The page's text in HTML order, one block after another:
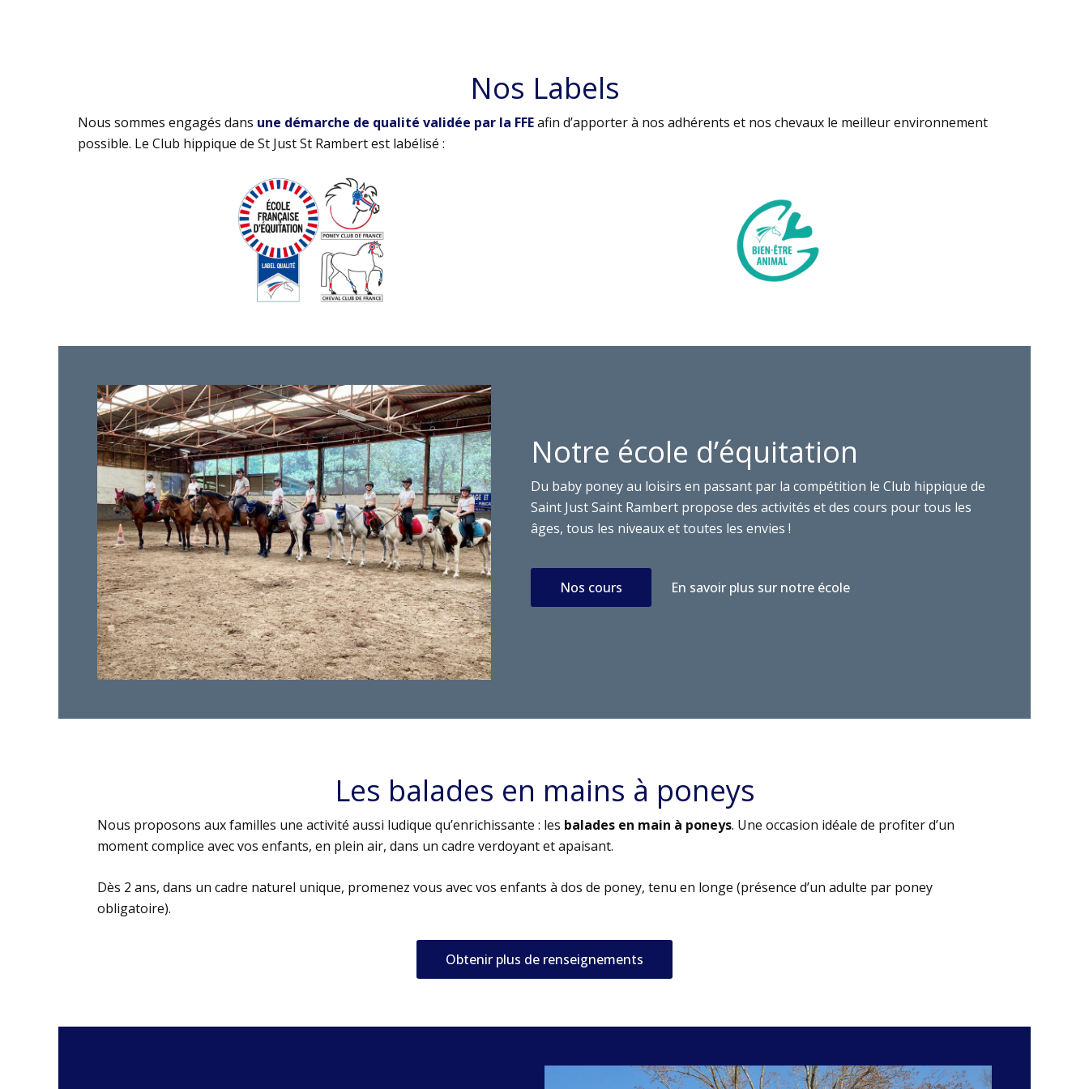
Nos Labels
Nous sommes engagés dans une démarche de qualité validée par la FFEafin d’apporter à nos adhérents et nos chevaux le meilleur environnement
possible. Le Club hippique de St Just St Rambert est labélisé :
Notre école d’équitation
Du baby poney au loisirs en passant par la compétition le Club hippique de
Saint Just Saint Rambert propose des activités et des cours pour tous les
âges, tous les niveaux et toutes les envies !
Nos cours En savoir plus sur notre école
Les balades en mains à poneys
Nous proposons aux familles une activité aussi ludique qu’enrichissante : les balades en main à poneys. Une occasion idéale de profiter d’un
moment complice avec vos enfants, en plein air, dans un cadre verdoyant et apaisant.
Dès 2 ans, dans un cadre naturel unique, promenez vous avec vos enfants à dos de poney, tenu en longe (présence d’un adulte par poney
obligatoire).
Obtenir plus de renseignements